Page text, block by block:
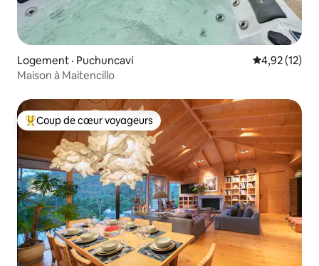
Logement · Puchuncaví Note
4,92 (12)
Maison à Maitencillo
Coup de cœur voyageurs parmi les plus aimés
Coup de cœur voyageurs